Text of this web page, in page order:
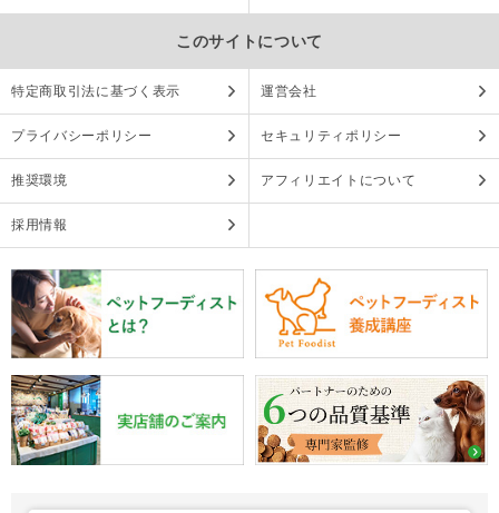
このサイトについて
特定商取引法に基づく表示 運営会社
プライバシーポリシー セキュリティポリシー
推奨環境 アフィリエイトについて
採用情報